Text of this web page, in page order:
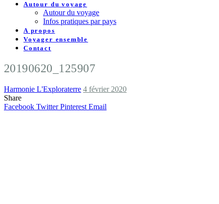
Autour du voyage
Autour du voyage
Infos pratiques par pays
A propos
Voyager ensemble
Contact
20190620_125907
Harmonie L'Exploraterre 4 février 2020
Share
Facebook Twitter Pinterest Email